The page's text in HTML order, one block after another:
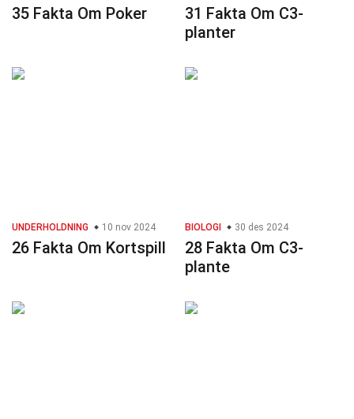
35 Fakta Om Poker
31 Fakta Om C3-
planter
UNDERHOLDNING 10 nov 2024
26 Fakta Om Kortspill
BIOLOGI 30 des 2024
28 Fakta Om C3-
plante